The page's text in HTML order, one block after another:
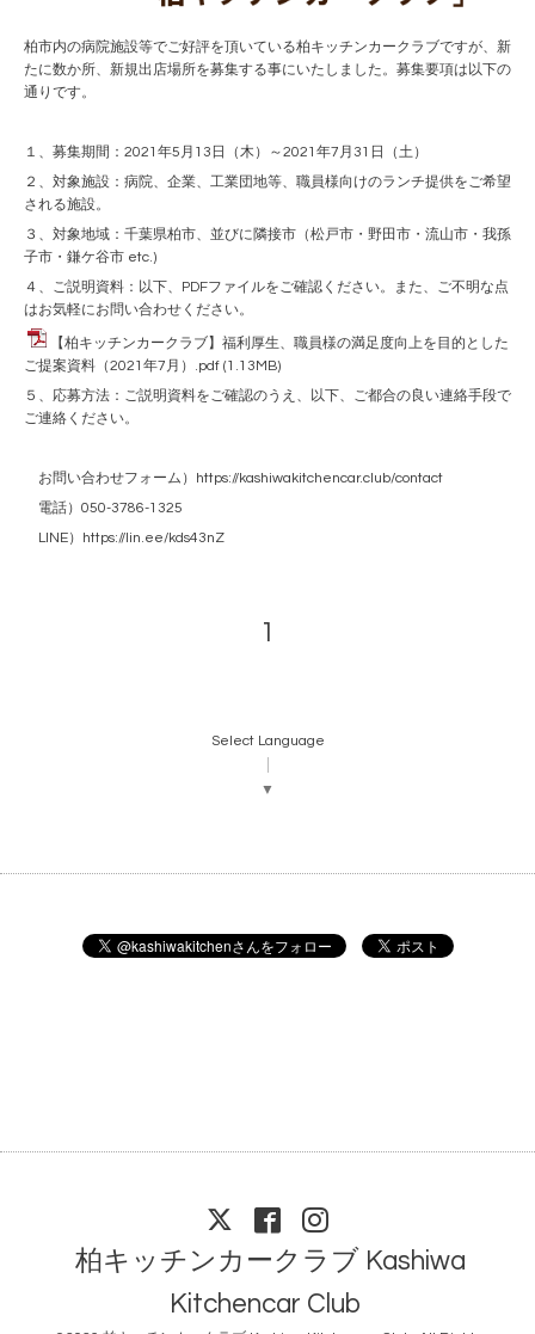
柏市内の病院施設等でご好評を頂いている柏キッチンカークラブですが、新
たに数か所、新規出店場所を募集する事にいたしました。募集要項は以下の
通りです。
１、募集期間：2021年5月13日（木）～2021年7月31日（土）
２、対象施設：病院、企業、工業団地等、職員様向けのランチ提供をご希望
される施設。
３、対象地域：千葉県柏市、並びに隣接市（松戸市・野田市・流山市・我孫
子市・鎌ケ谷市 etc.)
４、ご説明資料：以下、PDFファイルをご確認ください。また、ご不明な点
はお気軽にお問い合わせください。
【柏キッチンカークラブ】福利厚生、職員様の満足度向上を目的とした
ご提案資料（2021年7月）.pdf (1.13MB)
５、応募方法：ご説明資料をご確認のうえ、以下、ご都合の良い連絡手段で
ご連絡ください。
お問い合わせフォーム）
https://kashiwakitchencar.club/contact
電話）050-3786-1325
LINE）
https://lin.ee/kds43nZ
1
Select Language
▼
柏キッチンカークラブ Kashiwa
Kitchencar Club